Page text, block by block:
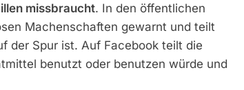
missbraucht. In den öffentlichen
Machenschaften gewarnt und teilt
der Spur ist. Auf Facebook teilt die
benutzt oder benutzen würde und